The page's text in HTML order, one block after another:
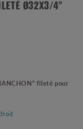
Ø32X3/4"
fileté pour